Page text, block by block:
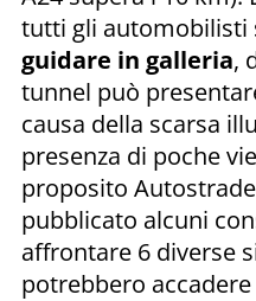
tutti gli automobilisti
guidare in galleria,
tunnel può
causa della scarsa
presenza di poche
proposito Autostrade
pubblicato alcuni
affrontare 6 diverse
potrebbero